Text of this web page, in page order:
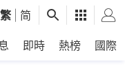
繁 简
即時 熱榜 國際